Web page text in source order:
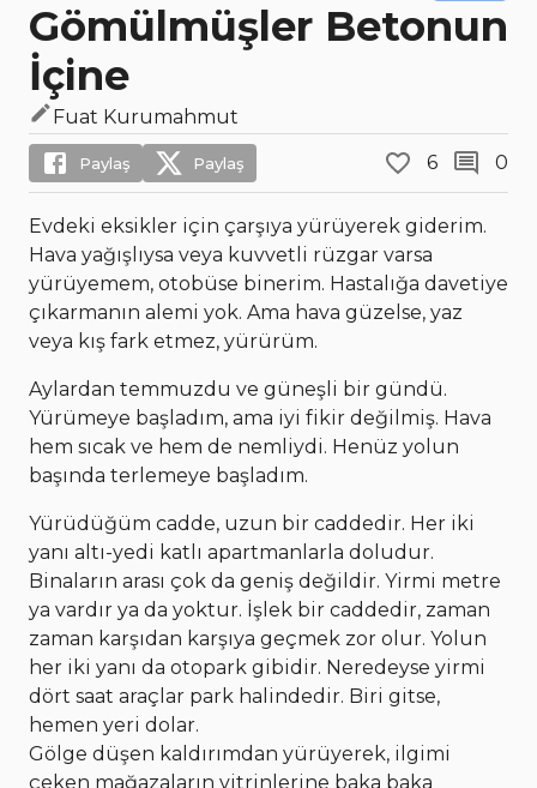
Gömülmüşler Betonun
İçine
Fuat Kurumahmut
Paylaş Paylaş 6 0
Evdeki eksikler için çarşıya yürüyerek giderim.
Hava yağışlıysa veya kuvvetli rüzgar varsa
yürüyemem, otobüse binerim. Hastalığa davetiye
çıkarmanın alemi yok. Ama hava güzelse, yaz
veya kış fark etmez, yürürüm.
Aylardan temmuzdu ve güneşli bir gündü.
Yürümeye başladım, ama iyi fikir değilmiş. Hava
hem sıcak ve hem de nemliydi. Henüz yolun
başında terlemeye başladım.
Yürüdüğüm cadde, uzun bir caddedir. Her iki
yanı altı-yedi katlı apartmanlarla doludur.
Binaların arası çok da geniş değildir. Yirmi metre
ya vardır ya da yoktur. İşlek bir caddedir, zaman
zaman karşıdan karşıya geçmek zor olur. Yolun
her iki yanı da otopark gibidir. Neredeyse yirmi
dört saat araçlar park halindedir. Biri gitse,
hemen yeri dolar.
Gölge düşen kaldırımdan yürüyerek, ilgimi
çeken mağazaların vitrinlerine baka baka